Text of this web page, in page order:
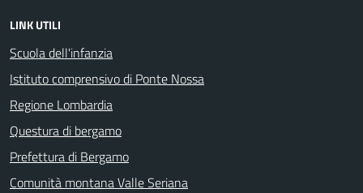
LINK UTILI
Scuola dell'infanzia
Istituto comprensivo di Ponte Nossa
Regione Lombardia
Questura di bergamo
Prefettura di Bergamo
Comunità montana Valle Seriana